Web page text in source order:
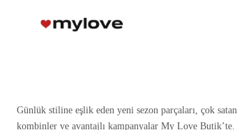
Günlük stiline eşlik eden yeni sezon parçaları, çok satan
kombinler ve avantajlı kampanyalar My Love Butik’te.